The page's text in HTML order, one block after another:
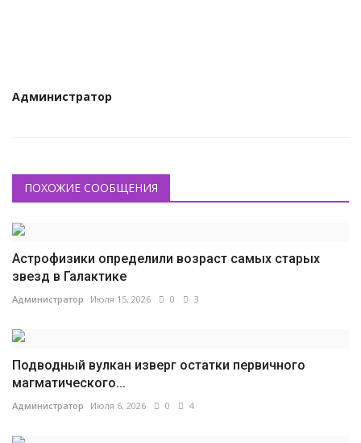
Администратор
ПОХОЖИЕ СООБЩЕНИЯ
Астрофизики определили возраст самых старых
звезд в Галактике
Администратор Июля 15, 2026 0 3
Подводный вулкан изверг остатки первичного
магматического...
Администратор Июля 6, 2026 0 4